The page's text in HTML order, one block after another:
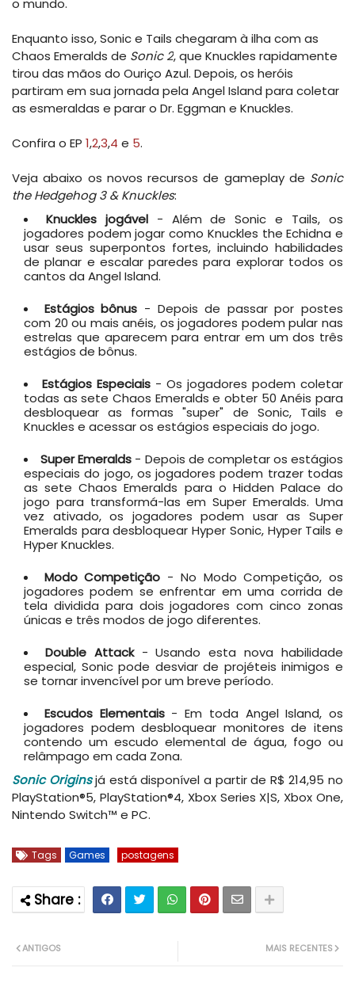
o mundo.
Enquanto isso, Sonic e Tails chegaram à ilha com as
Chaos Emeralds de Sonic 2, que Knuckles rapidamente
tirou das mãos do Ouriço Azul. Depois, os heróis
partiram em sua jornada pela Angel Island para coletar
as esmeraldas e parar o Dr. Eggman e Knuckles.
Confira o EP 1,2,3,4 e 5.
Veja abaixo os novos recursos de gameplay de Sonic
the Hedgehog 3 & Knuckles:
Knuckles jogável- Além de Sonic e Tails, os
jogadores podem jogar como Knuckles the Echidna e
usar seus superpontos fortes, incluindo habilidades
de planar e escalar paredes para explorar todos os
cantos da Angel Island.
Estágios bônus - Depois de passar por postes
com 20 ou mais anéis, os jogadores podem pular nas
estrelas que aparecem para entrar em um dos três
estágios de bônus.
Estágios Especiais - Os jogadores podem coletar
todas as sete Chaos Emeralds e obter 50 Anéis para
desbloquear as formas "super" de Sonic, Tails e
Knuckles e acessar os estágios especiais do jogo.
Super Emeralds - Depois de completar os estágios
especiais do jogo, os jogadores podem trazer todas
as sete Chaos Emeralds para o Hidden Palace do
jogo para transformá-las em Super Emeralds. Uma
vez ativado, os jogadores podem usar as Super
Emeralds para desbloquear Hyper Sonic, Hyper Tails e
Hyper Knuckles.
Modo Competição - No Modo Competição, os
jogadores podem se enfrentar em uma corrida de
tela dividida para dois jogadores com cinco zonas
únicas e três modos de jogo diferentes.
Double Attack- Usando esta nova habilidade
especial, Sonic pode desviar de projéteis inimigos e
se tornar invencível por um breve período.
Escudos Elementais- Em toda Angel Island, os
jogadores podem desbloquear monitores de itens
contendo um escudo elemental de água, fogo ou
relâmpago em cada Zona.
Sonic Originsjá está disponível a partir de R$ 214,95 no
PlayStation®5, PlayStation®4, Xbox Series X|S, Xbox One,
Nintendo Switch™ e PC.
Tags Games postagens
MAIS RECENTES
ANTIGOS